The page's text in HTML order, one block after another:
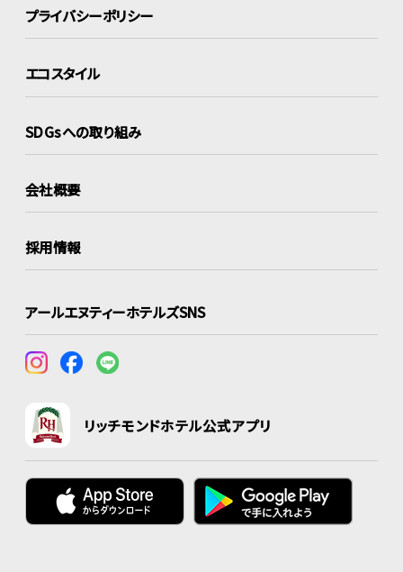
プライバシーポリシー
エコスタイル
SDGsへの取り組み
会社概要
採用情報
アールエヌティーホテルズSNS
リッチモンドホテル公式アプリ